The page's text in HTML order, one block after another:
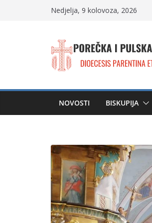
Nedjelja, 9 kolovoza, 2026
NOVOSTI BISKUPIJA